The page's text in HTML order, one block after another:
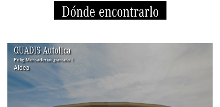
Dónde encontrarlo
QUADIS Autolica
Polig.Mercaderias,parcela 1
Aldea